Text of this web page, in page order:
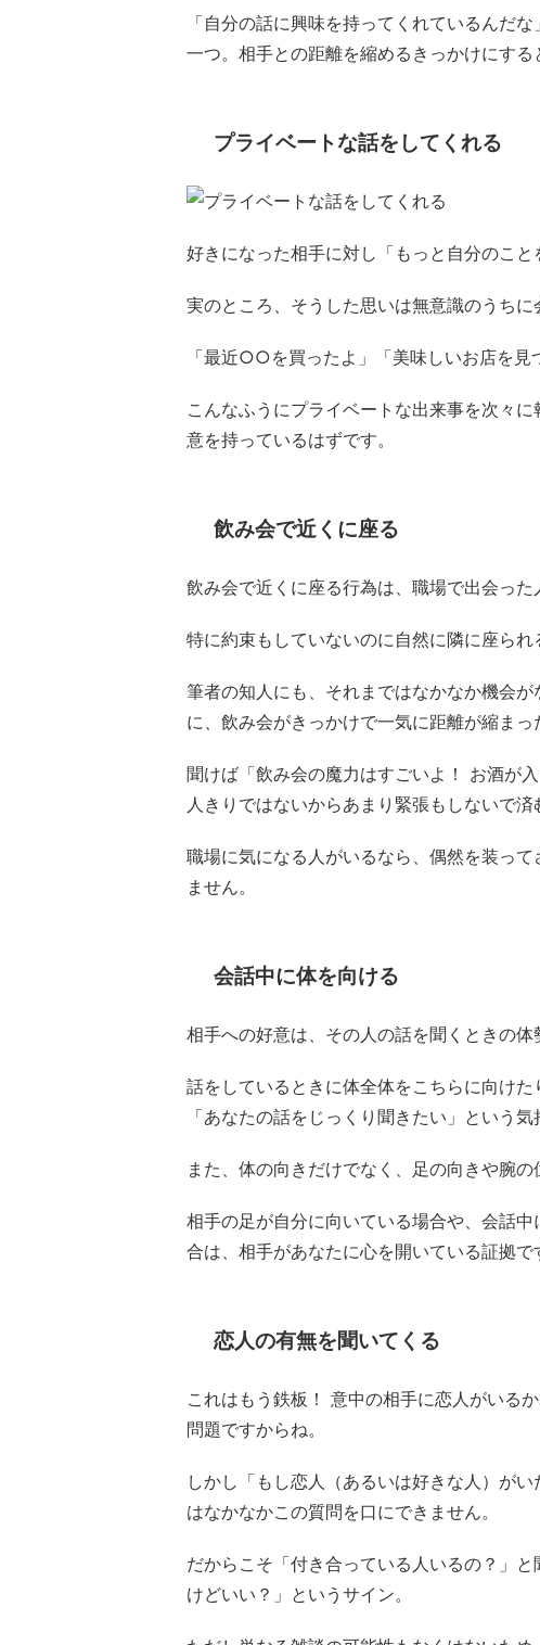
「自分の話に興味を持ってくれているんだ
一つ。相手との距離を縮めるきっかけにする
プライベートな話をしてくれる
好きになった相手に対し「もっと自分のこ
実のところ、そうした思いは無意識のうちに
「最近○○を買ったよ」「美味しいお店を見
こんなふうにプライベートな出来事を次々
意を持っているはずです。
飲み会で近くに座る
飲み会で近くに座る行為は、職場で出会った
特に約束もしていないのに自然に隣に座られ
筆者の知人にも、それまではなかなか機会
に、飲み会がきっかけで一気に距離が縮まっ
聞けば「飲み会の魔力はすごいよ！ お酒が
人きりではないからあまり緊張もしないで済
職場に気になる人がいるなら、偶然を装っ
ません。
会話中に体を向ける
相手への好意は、その人の話を聞くときの体
話をしているときに体全体をこちらに向け
「あなたの話をじっくり聞きたい」という気
また、体の向きだけでなく、足の向きや腕の
相手の足が自分に向いている場合や、会話
合は、相手があなたに心を開いている証拠で
恋人の有無を聞いてくる
これはもう鉄板！ 意中の相手に恋人がいる
問題ですからね。
しかし「もし恋人（あるいは好きな人）が
はなかなかこの質問を口にできません。
だからこそ「付き合っている人いるの？」
けどいい？」というサイン。